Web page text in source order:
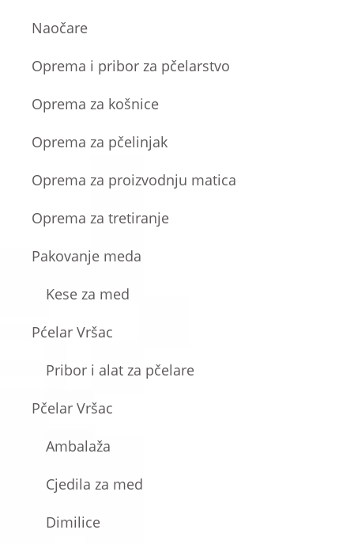
Naočare
Oprema i pribor za pčelarstvo
Oprema za košnice
Oprema za pčelinjak
Oprema za proizvodnju matica
Oprema za tretiranje
Pakovanje meda
Kese za med
Pćelar Vršac
Pribor i alat za pčelare
Pčelar Vršac
Ambalaža
Cjedila za med
Dimilice